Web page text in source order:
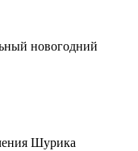
новогодний
Шурика